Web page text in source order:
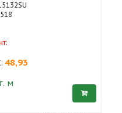
48,93
м